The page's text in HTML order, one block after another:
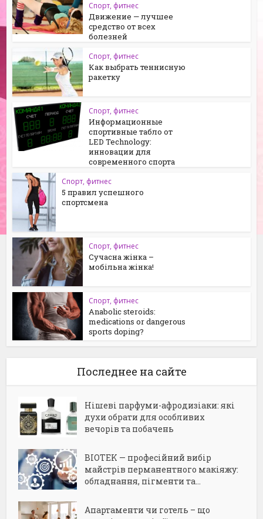
Спорт, фитнес
Движение — лучшее
средство от всех
болезней
Спорт, фитнес
Как выбрать теннисную
ракетку
Спорт, фитнес
Информационные
спортивные табло от
LED Technology:
инновации для
современного спорта
Спорт, фитнес
5 правил успешного
спортсмена
Спорт, фитнес
Сучасна жінка –
мобільна жінка!
Спорт, фитнес
Anabolic steroids:
medications or dangerous
sports doping?
Последнее на сайте
Нішеві парфуми-афродизіаки: які
духи обрати для особливих
вечорів та побачень
BIOTEK — професійний вибір
майстрів перманентного макіяжу:
обладнання, пігменти та...
Апартаменти чи готель – що